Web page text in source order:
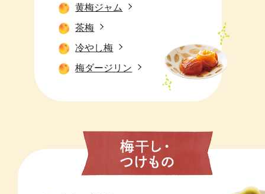
黄梅ジャム
茶梅
冷やし梅
梅ダージリン